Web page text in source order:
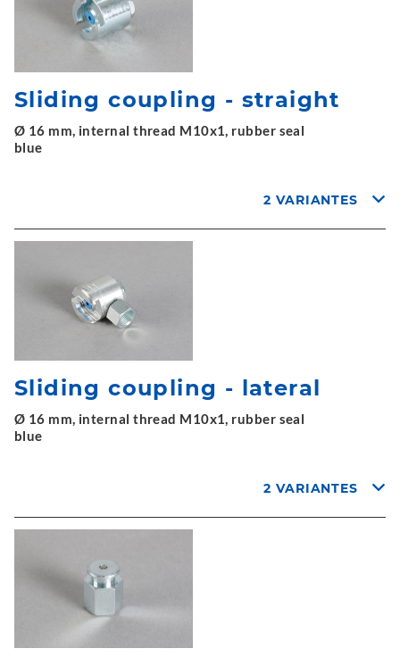
Sliding coupling - straight
Ø 16 mm, internal thread M10x1, rubber seal
blue
2 VARIANTES
Sliding coupling - lateral
Ø 16 mm, internal thread M10x1, rubber seal
blue
2 VARIANTES